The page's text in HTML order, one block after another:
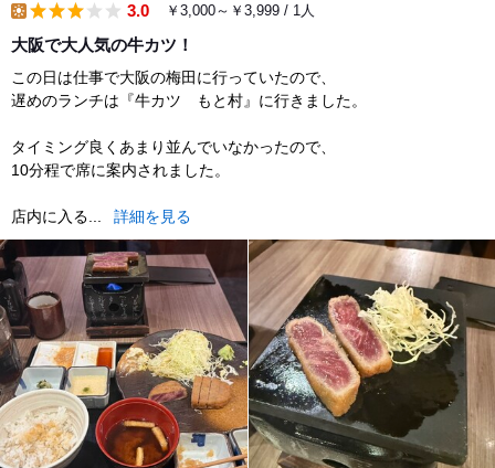
3.0 ￥3,000～￥3,999 / 1人
大阪で大人気の牛カツ！
この日は仕事で大阪の梅田に行っていたので、
遅めのランチは『牛カツ もと村』に行きました。
タイミング良くあまり並んでいなかったので、
10分程で席に案内されました。
店内に入る... 詳細を見る